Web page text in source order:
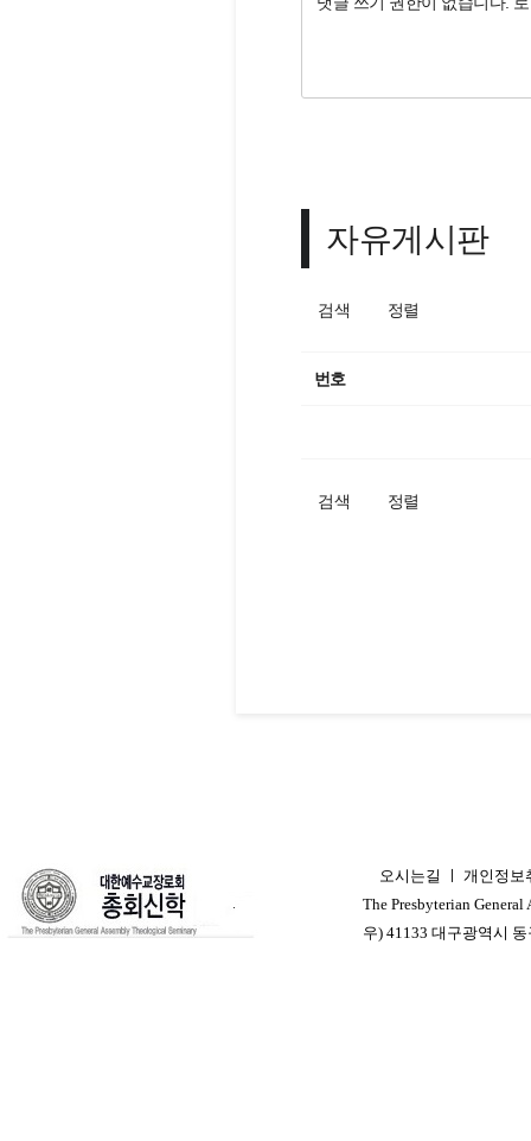
자유게시판
검색 정렬
번호
검색 정렬
오시는길
개인정보
The Presbyterian
우) 41133 대구광역시